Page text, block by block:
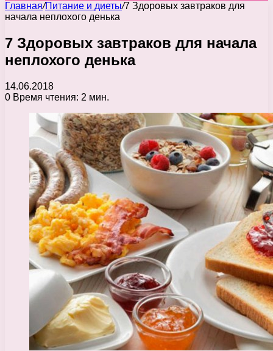
Главная/Питание и диеты/7 Здоровых завтраков для
начала неплохого денька
7 Здоровых завтраков для начала
неплохого денька
14.06.2018
0 Время чтения: 2 мин.